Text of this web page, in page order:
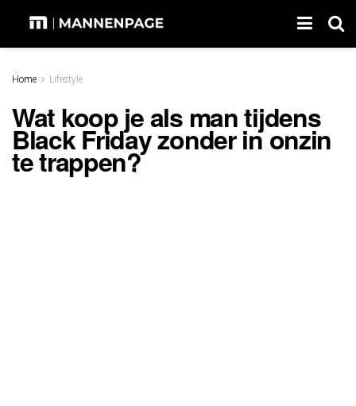
Home Lifestyle
Wat koop je als man tijdens
Black Friday zonder in onzin
te trappen?